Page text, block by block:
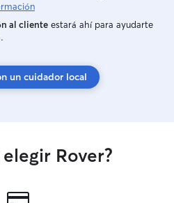
al cliente estará ahí para ayudarte
un cuidador local
Rover?